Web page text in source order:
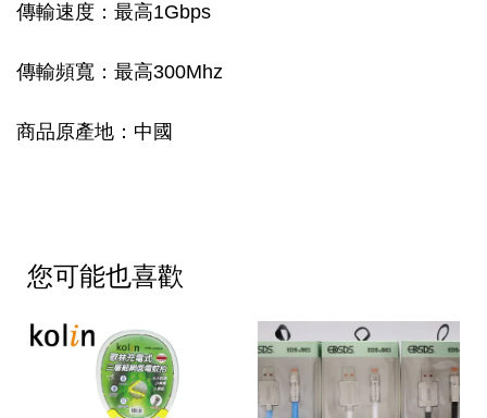
傳輸速度：最高1Gbps
傳輸頻寬：最高300Mhz
商品原產地：中國
您可能也喜歡